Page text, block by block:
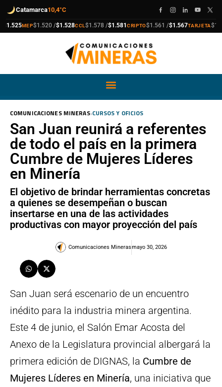
Catamarca10,4°C
MEP
compra$1.520 /
venta $1.528CCL
compra$1.578 /
venta $1.581CRIPTO
compra$1.561 /
venta $1.567TARJETA
compra $1.911
venta
COMUNICACIONES MINERAS›CURSOS Y OFICIOS
San Juan reunirá a referentes
de todo el país en la primera
Cumbre de Mujeres Líderes
en Minería
El objetivo de brindar herramientas concretas
a quienes se desempeñan o buscan
insertarse en una de las actividades
productivas con mayor proyección del país
Comunicaciones Minerasmayo 30, 2026
San Juan será escenario de un encuentro
inédito para la industria minera argentina.
Este 4 de junio, el Salón Emar Acosta del
Anexo de la Legislatura provincial albergará la
primera edición de DIGNAS, la Cumbre de
Mujeres Líderes en Minería, una iniciativa que